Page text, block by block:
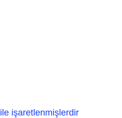
ile işaretlenmişlerdir